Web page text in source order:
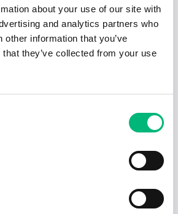
about your use of our site with
and analytics partners who
other information that you’ve
they’ve collected from your use
är introvert